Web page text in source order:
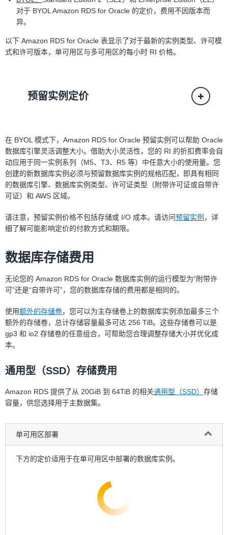
对于 BYOL Amazon RDS for Oracle 的定价，费用不因版本而
异。
以下 Amazon RDS for Oracle 表显示了对于最新的实例类型、许可模
式和许可版本，单可用区与多可用区的每小时 RI 价格。
预留实例定价
在 BYOL 模式下，Amazon RDS for Oracle 预留实例可以帮助 Oracle
数据库引擎灵活调整大小。借助大小灵活性，您的 RI 的折扣费率会自
动应用于同一实例系列（M5、T3、R5 等）中任意大小的使用量。您
创建的新数据库实例必须与预留数据库实例的规格匹配，即具有相同
的数据库引擎、数据库实例类型、许可证类型（附带许可证或自带许
可证）和 AWS 区域。
请注意，预留实例价格不包括存储或 I/O 成本。请访问预留实例 ，详
细了解可能影响定价的付款方式和期限。
数据库存储费用
无论您的 Amazon RDS for Oracle 数据库实例的运行模型为“附带许
可”还是“自带许可”，您的数据库存储的费用都是相同的。
使用额外的存储卷，您可以为主存储卷上的数据库实例添加最多三个
额外的存储卷，总计存储容量最多可达 256 TiB。这些存储卷可以是
gp3 和 io2 存储卷的任意组合，可帮助您合理调整存储大小并优化成
本。
通用型（SSD）存储费用
Amazon RDS 提供了从 20GiB 到 64TiB 的相关通用型（SSD） 存储
容量，供您选择用于主数据集。
单可用区部署
下方的定价适用于在单可用区中部署的数据库实例。